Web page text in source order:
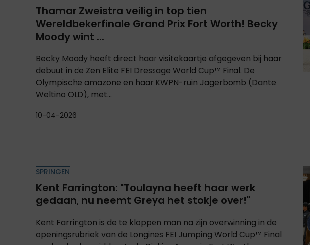
Thamar Zweistra veilig in top tien
Wereldbekerfinale Grand Prix Fort Worth! Becky
Moody wint ...
Becky Moody heeft direct haar visitekaartje afgegeven bij haar
debuut in de Zen Elite FEI Dressage World Cup™ Final. De
Olympische amazone en haar KWPN-ruin Jagerbomb (Dante
Weltino OLD), met...
10-04-2026
SPRINGEN
Kent Farrington: "Toulayna heeft haar werk
gedaan, nu neemt Greya het stokje over!"
Kent Farrington is de te kloppen man na zijn overwinning in de
openingsrubriek van de Longines FEI Jumping World Cup™ Final